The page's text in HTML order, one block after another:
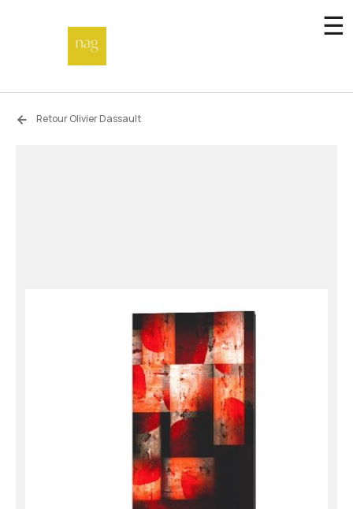
☰
AccueilRetour Olivier Dassault